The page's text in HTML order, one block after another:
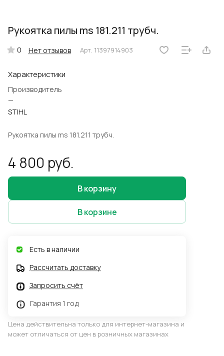
Рукоятка пилы ms 181.211 трубч.
0 Нет отзывов Арт. 11397914903
Характеристики
Производитель
—
STIHL
Рукоятка пилы ms 181.211 трубч.
4 800 руб.
В корзину
В корзине
Есть в наличии
Рассчитать доставку
Запросить счёт
Гарантия 1 год
Цена действительна только для интернет-магазина и
может отличаться от цен в розничных магазинах